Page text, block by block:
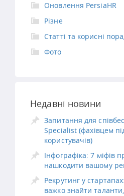
Оновлення PersiaHR
Різне
Статті та корисні
Фото
Недавні новини
Запитання для
Specialist (фахівцем
користувачів)
Інфографіка: 7 міфів
нашкодити вашому
Рекрутинг у
важко знайти